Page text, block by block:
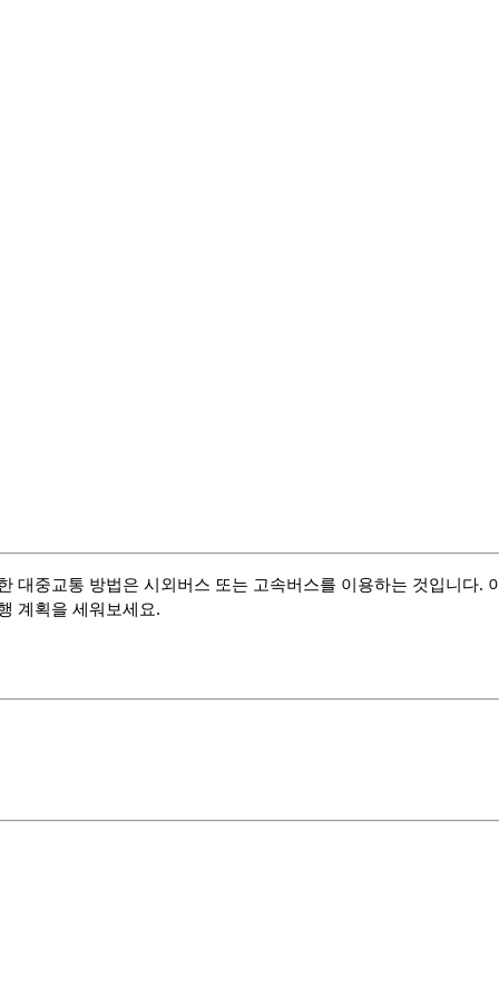
대중교통 방법은 시외버스 또는 고속버스를 이용하는 것입니다.
계획을 세워보세요.